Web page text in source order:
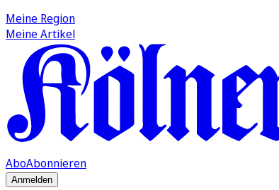
Meine Region
Meine Artikel
AboAbonnieren
Anmelden